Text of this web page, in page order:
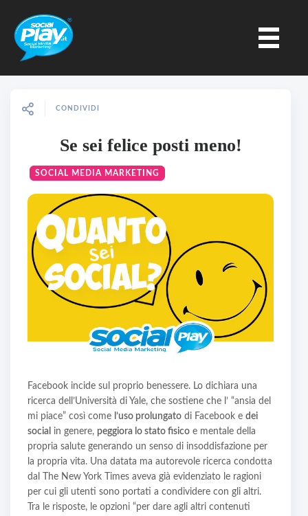
CONDIVIDI
Se sei felice posti meno!
SOCIAL MEDIA MARKETING
Facebook incide sul proprio benessere. Lo dichiara una
ricerca dell’Università di Yale, che sostiene che l’ “ansia del
mi piace” così come l’uso prolungato di Facebook e dei
social in genere, peggiora lo stato fisico e mentale della
propria salute generando un senso di insoddisfazione per
la propria vita. Una datata ma autorevole ricerca condotta
dal The New York Times aveva già evidenziato le ragioni
per cui gli utenti sono portati a condividere con gli altri.
Tra le risposte, le opzioni “per dare agli altri contenuti